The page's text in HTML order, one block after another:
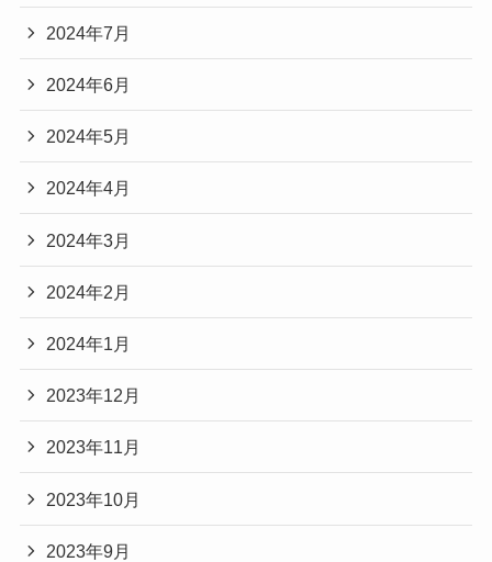
2024年7月
2024年6月
2024年5月
2024年4月
2024年3月
2024年2月
2024年1月
2023年12月
2023年11月
2023年10月
2023年9月